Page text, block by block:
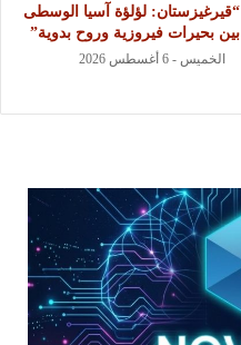
“قيرغيزستان: لؤلؤة آسيا الوسطى
بين بحيرات فيروزية وروح بدوية”
الخميس - 6 أغسطس 2026